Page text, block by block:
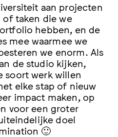
aan projecten
of taken die we
hebben, en de
mee waarmee we
we enorm. Als
de studio kijken,
soort werk willen
elke stap of nieuw
impact maken, op
voor een groter
doel
🙂